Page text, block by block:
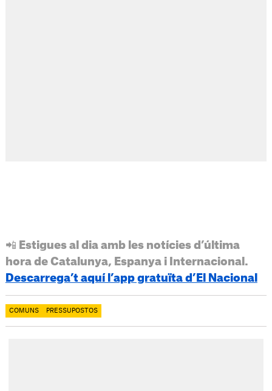
📲 Estigues al dia amb les notícies d’última
hora de Catalunya, Espanya i Internacional.
Descarrega’t aquí l’app gratuïta d’El Nacional
COMUNS PRESSUPOSTOS